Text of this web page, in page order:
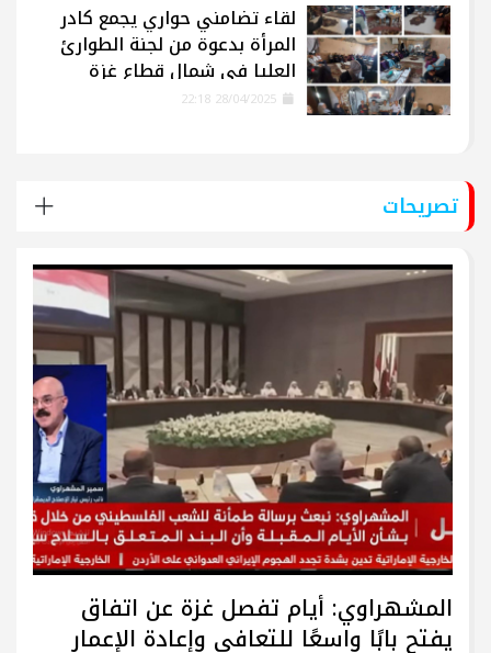
لقاء تضامني حواري يجمع كادر
المرأة بدعوة من لجنة الطوارئ
العليا في شمال قطاع غزة
تصريحات
المشهراوي: أيام تفصل غزة عن اتفاق
يفتح بابًا واسعًا للتعافي وإعادة الإعمار